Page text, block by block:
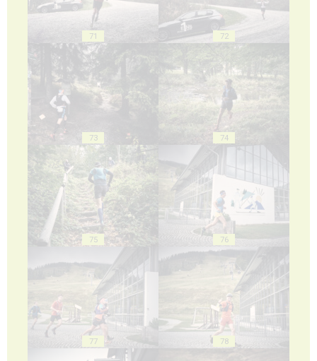
71 72
73 74
75 76
77 78